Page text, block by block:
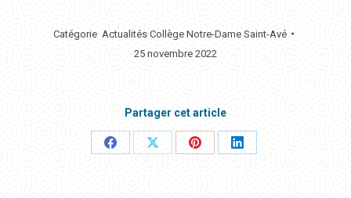
Catégorie Actualités Collège Notre-Dame Saint-Avé
25 novembre 2022
Partager cet article
PartagerPartagerPartagerPartager